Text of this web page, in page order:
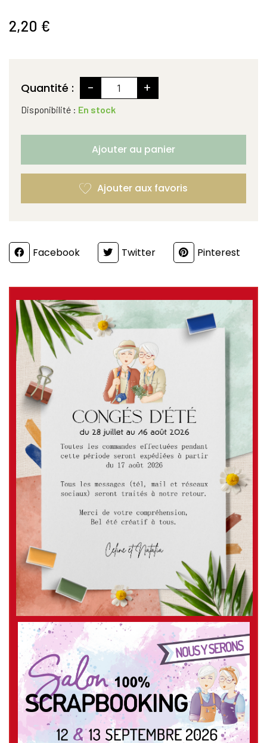
2,20 €
Quantité : - +
Disponibilité : En stock
Ajouter au panier
PartagerFacebook Twitter Pinterest